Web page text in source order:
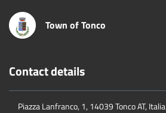
Town of Tonco
Contact details
Piazza Lanfranco, 1, 14039 Tonco AT, Italia